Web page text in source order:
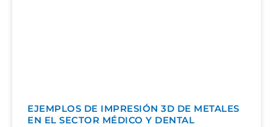
EJEMPLOS DE IMPRESIÓN 3D DE METALES
EN EL SECTOR MÉDICO Y DENTAL